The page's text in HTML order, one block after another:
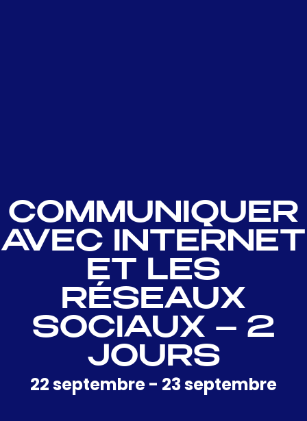
COMMUNIQUER
AVEC INTERNET
ET LES
RÉSEAUX
SOCIAUX – 2
JOURS
22 septembre- 23 septembre